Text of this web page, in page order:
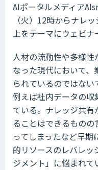
AIポータルメディア
（火）12時からナレ
上をテーマにウェビナ
人材の流動性や多様性
なった現代において
られているのではない
例えば社内データの収
ている。ナレッジ共
ることはできるもの
ってしまったなど早
的リソースのレバレ
ジメント」に悩まれて